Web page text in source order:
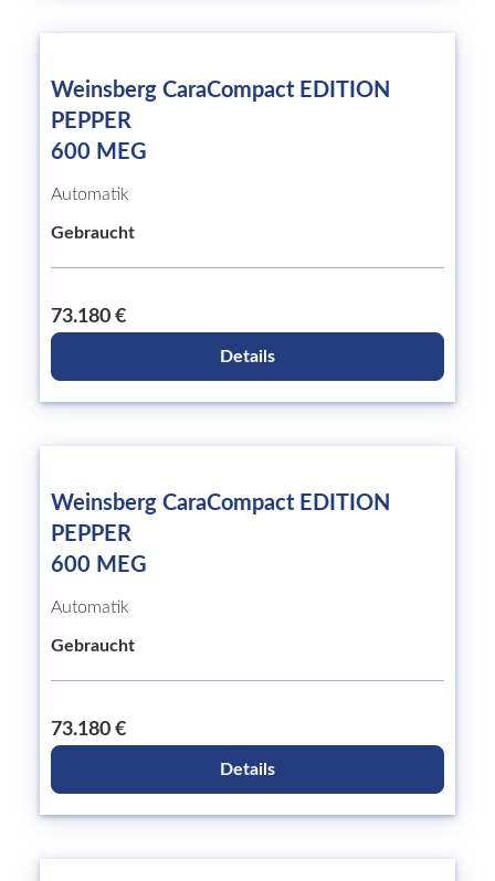
Weinsberg CaraCompact EDITION
PEPPER
600 MEG
Automatik
Gebraucht
73.180 €
Details
Weinsberg CaraCompact EDITION
PEPPER
600 MEG
Automatik
Gebraucht
73.180 €
Details